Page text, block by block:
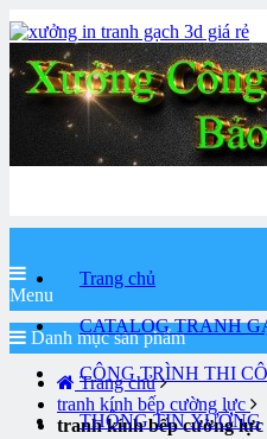
0985554156
Menu
Trang chủ
CATALOG TRANH
CÔNG TRÌNH THI
THÔNG TIN XƯỞNG
Danh mục sản phẩm
Trang chủ
tranh kính bếp cường lực
tranh kính bếp cường lực